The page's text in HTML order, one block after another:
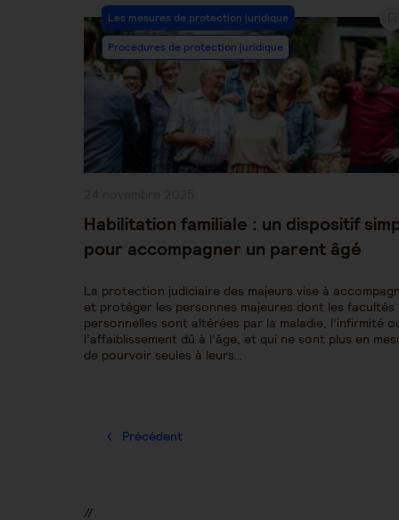
Post
Category:
Les mesures de protection juridique
Procédures de protection juridique
Habilitation familiale : un dispositif
pour accompagner un parent âgé
La protection judiciaire des majeurs vise à
et protéger les personnes majeures dont les facultés
personnelles sont altérées par la maladie, l’infirmité
l’affaiblissement dû à l’âge, et qui ne sont plus en
de pourvoir seules à leurs…
Précédent
//